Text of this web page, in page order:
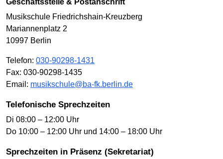
Musikschule Friedrichshain-Kreuzberg
Mariannenplatz 2
10997 Berlin
Telefon: 030-90298-1431
Fax: 030-90298-1435
Email: musikschule@ba-fk.berlin.de
Telefonische Sprechzeiten
Di 08:00 – 12:00 Uhr
Do 10:00 – 12:00 Uhr und 14:00 – 18:00 Uhr
Sprechzeiten in Präsenz (Sekretariat)